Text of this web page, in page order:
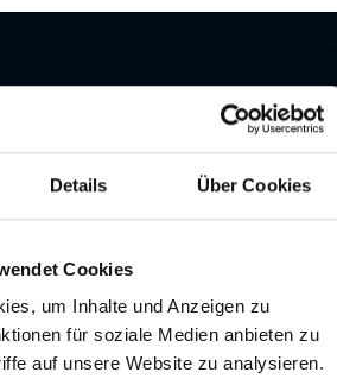
Details Über Cookies
Cookies
um Inhalte und Anzeigen zu
für soziale Medien anbieten zu
auf unsere Website zu analysieren.